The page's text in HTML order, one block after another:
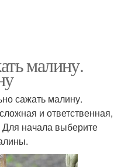
малину.
сажать малину.
и ответственная,
Для начала выберите